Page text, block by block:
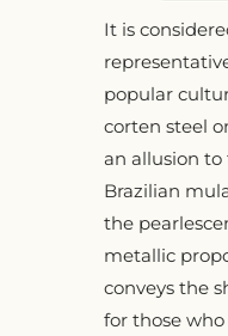
It is
popular
corten steel
an allusion
Brazilian
the
metallic
conveys the
for those